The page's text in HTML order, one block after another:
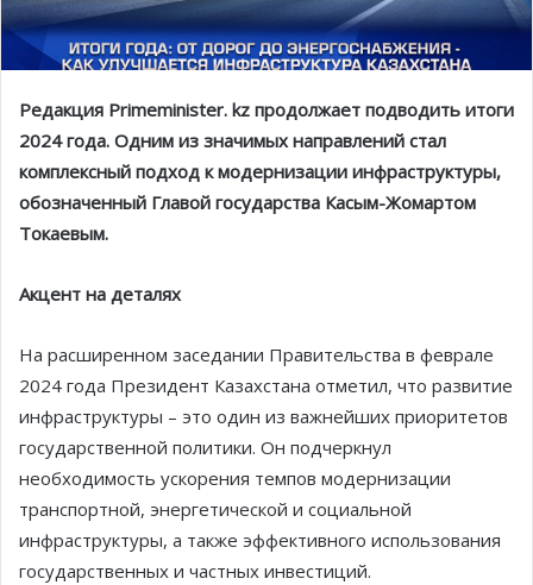
Редакция Primeminister. kz продолжает подводить итоги
2024 года. Одним из значимых направлений стал
комплексный подход к модернизации инфраструктуры,
обозначенный Главой государства Касым-Жомартом
Токаевым.
Акцент на деталях
На расширенном заседании Правительства в феврале
2024 года Президент Казахстана отметил, что развитие
инфраструктуры – это один из важнейших приоритетов
государственной политики. Он подчеркнул
необходимость ускорения темпов модернизации
транспортной, энергетической и социальной
инфраструктуры, а также эффективного использования
государственных и частных инвестиций.